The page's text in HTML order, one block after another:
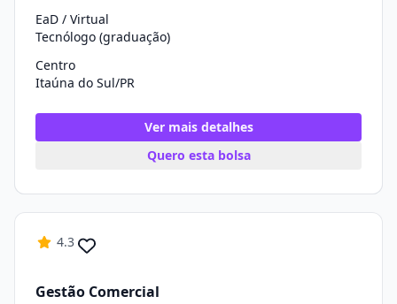
EaD / Virtual
Tecnólogo (graduação)
Centro
Itaúna do Sul/PR
Ver mais detalhes
Quero esta bolsa
4.3
Gestão Comercial